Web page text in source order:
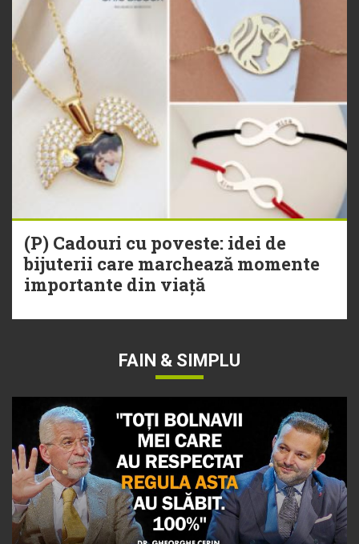
(P) Cadouri cu poveste: idei de
bijuterii care marchează momente
importante din viață
FAIN & SIMPLU